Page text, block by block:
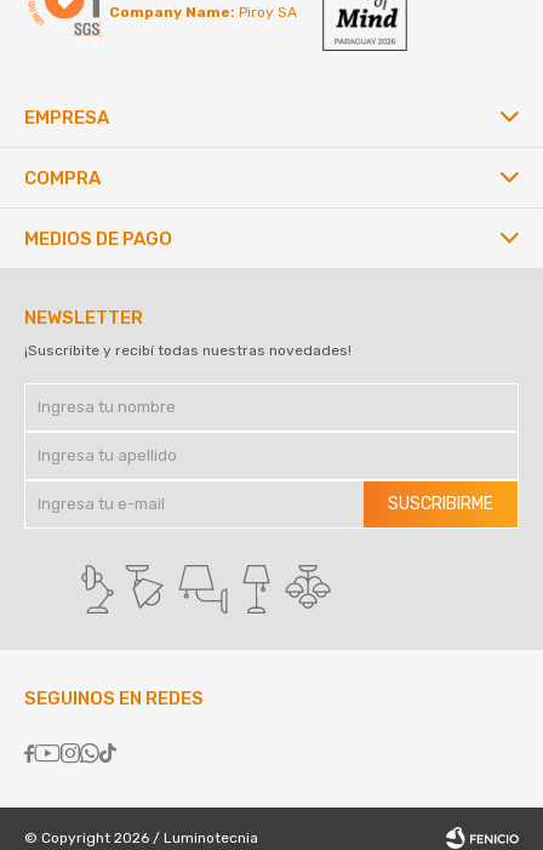
Company Name: Piroy SA
EMPRESA
COMPRA
NEWSLETTER
¡Suscribite y recibí todas nuestras novedades!
SUSCRIBIRME
SEGUINOS EN REDES

MEDIOS DE PAGO
© Copyright 2026 / Luminotecnia